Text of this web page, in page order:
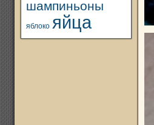
шампиньоны
яблоко яйца